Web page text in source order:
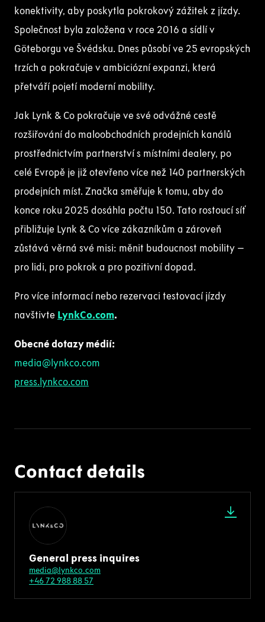
konektivity, aby poskytla pokrokový zážitek z jízdy.
Společnost byla založena v roce 2016 a sídlí v
Göteborgu ve Švédsku. Dnes působí ve 25 evropských
trzích a pokračuje v ambiciózní expanzi, která
přetváří pojetí moderní mobility.
Jak Lynk & Co pokračuje ve své odvážné cestě
rozšiřování do maloobchodních prodejních kanálů
prostřednictvím partnerství s místními dealery, po
celé Evropě je již otevřeno více než 140 partnerských
prodejních míst. Značka směřuje k tomu, aby do
konce roku 2025 dosáhla počtu 150. Tato rostoucí síť
přibližuje Lynk & Co více zákazníkům a zároveň
zůstává věrná své misi: měnit budoucnost mobility –
pro lidi, pro pokrok a pro pozitivní dopad.
Pro více informací nebo rezervaci testovací jízdy
navštivte LynkCo.com.
Obecné dotazy médií:
media@lynkco.com
press.lynkco.com
Contact details
General press inquires
media@lynkco.com
+46 72 988 88 57